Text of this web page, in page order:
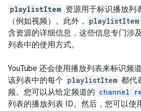
playlistItem 资源用于标识播放列
（例如视频）。此外，
playlistItem
含资源的详细信息，这些信息专门涉
列表中的使用方式。
YouTube 还会使用播放列表来标识频
该列表中的每个 playlistItem 都代
频。您可以从给定频道的 channel
列表的播放列表 ID。然后，您可以使